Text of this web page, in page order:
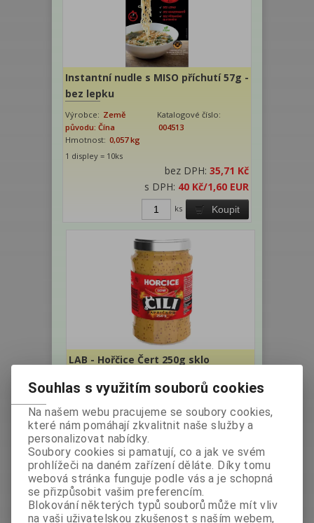
Instantní nudle s MISO příchutí 57g -
bez lepku
Výrobce: Země
původu: Čína
Katalogové číslo:
004513
Hmotnost: 0,057 kg
1 displey = 10ks
bez DPH: 35,71 Kč
s DPH: 40 Kč/1,60 EUR
Koupit
ks
LAB - Hořčice Čert 250g sklo
Výrobce:Země
původu: Česko
001139
Hmotnost:0,25 kg
bez DPH:40,18 Kč
s DPH:45 Kč/1,80 EUR
Koupit
Souhlas s využitím souborů cookies
Na našem webu pracujeme se soubory cookies,
které nám pomáhají zkvalitnit naše služby a
personalizovat nabídky.
Soubory cookies si pamatují, co a jak ve svém
prohlížeči na daném zařízení děláte. Díky tomu
webová stránka funguje podle vás a je schopná
se přizpůsobit vašim preferencím.
Blokování některých typů souborů může mít vliv
na vaši uživatelskou zkušenost s naším webem,